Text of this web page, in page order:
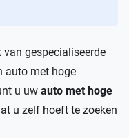
gespecialiseerde
auto met hoge
u uw auto met hoge
u zelf hoeft te zoeken